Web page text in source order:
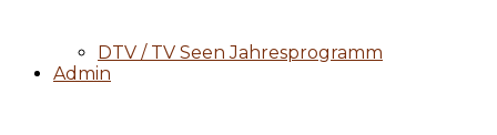
DTV / TV Seen Jahresprogramm
Admin